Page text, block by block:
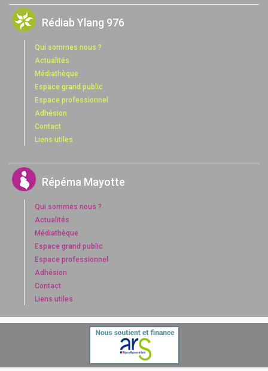
Rédiab Ylang 976
Qui sommes nous ?
Actualités
Médiathèque
Espace grand public
Espace professionnel
Adhésion
Contact
Liens utiles
Répéma Mayotte
Qui sommes nous ?
Actualités
Médiathèque
Espace grand public
Espace professionnel
Adhésion
Contact
Liens utiles